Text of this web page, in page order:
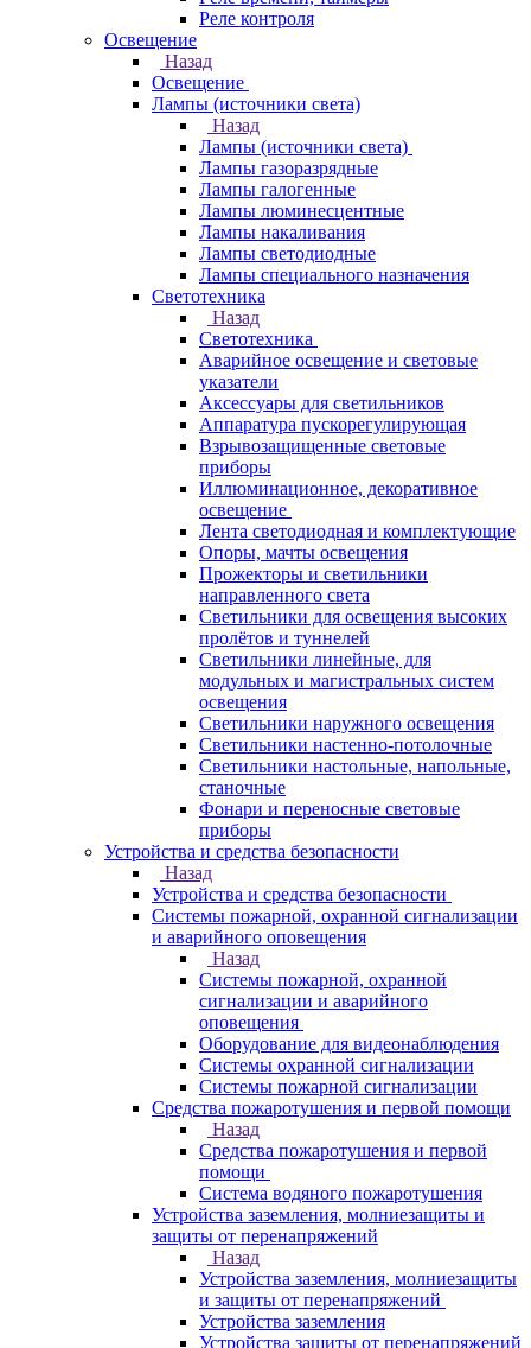
Реле контроля
Освещение
Назад
Освещение
Лампы (источники света)
Назад
Лампы (источники света)
Лампы газоразрядные
Лампы галогенные
Лампы люминесцентные
Лампы накаливания
Лампы светодиодные
Лампы специального назначения
Светотехника
Назад
Светотехника
Аварийное освещение и световые
указатели
Аксессуары для светильников
Аппаратура пускорегулирующая
Взрывозащищенные световые
приборы
Иллюминационное, декоративное
освещение
Лента светодиодная и комплектующие
Опоры, мачты освещения
Прожекторы и светильники
направленного света
Светильники для освещения высоких
пролётов и туннелей
Светильники линейные, для
модульных и магистральных систем
освещения
Светильники наружного освещения
Светильники настенно-потолочные
Светильники настольные, напольные,
станочные
Фонари и переносные световые
приборы
Устройства и средства безопасности
Назад
Устройства и средства безопасности
Системы пожарной, охранной сигнализации
и аварийного оповещения
Назад
Системы пожарной, охранной
сигнализации и аварийного
оповещения
Оборудование для видеонаблюдения
Системы охранной сигнализации
Системы пожарной сигнализации
Средства пожаротушения и первой помощи
Назад
Средства пожаротушения и первой
помощи
Система водяного пожаротушения
Устройства заземления, молниезащиты и
защиты от перенапряжений
Назад
Устройства заземления, молниезащиты
и защиты от перенапряжений
Устройства заземления
Устройства защиты от перенапряжений